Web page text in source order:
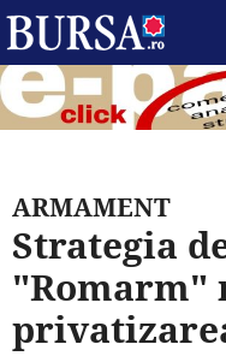
ARMAMENT
Strategia
"Romarm"